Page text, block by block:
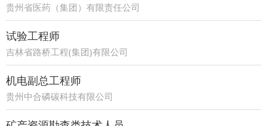
贵州省医药（集团）有限责任公司
试验工程师
吉林省路桥工程(集团)有限公司
机电副总工程师
贵州中合磷碳科技有限公司